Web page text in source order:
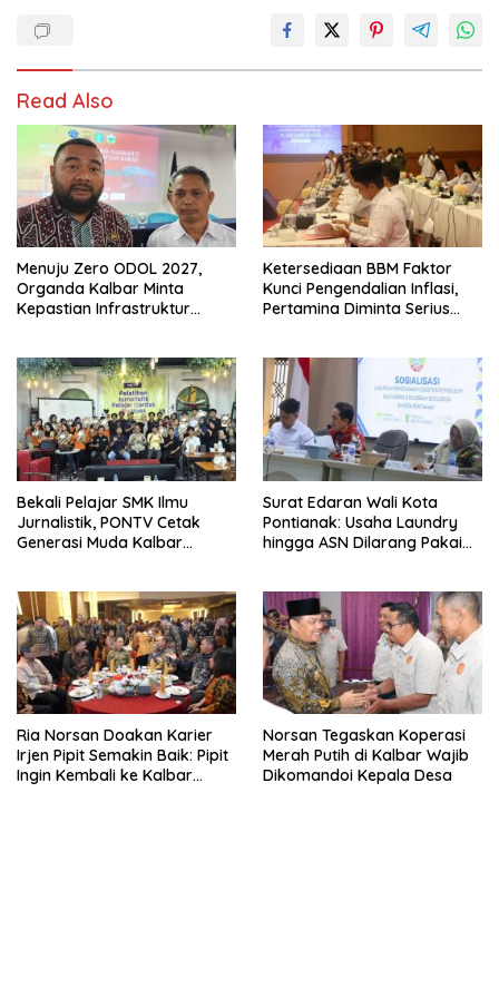
Read Also
Menuju Zero ODOL 2027,
Organda Kalbar Minta
Kepastian Infrastruktur
Ketersediaan BBM Faktor
Kunci Pengendalian Inflasi,
Pertamina Diminta Serius
Bekali Pelajar SMK Ilmu
Jurnalistik, PONTV Cetak
Generasi Muda Kalbar
Surat Edaran Wali Kota
Pontianak: Usaha Laundry
hingga ASN Dilarang Pakai
Ria Norsan Doakan Karier
Irjen Pipit Semakin Baik: Pipit
Ingin Kembali ke Kalbar
Norsan Tegaskan Koperasi
Merah Putih di Kalbar Wajib
Dikomandoi Kepala Desa